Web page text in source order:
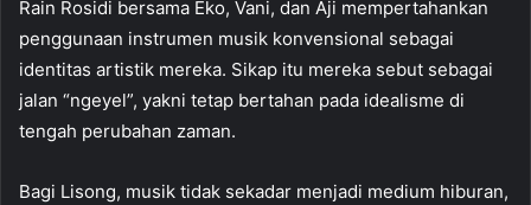
Rain Rosidi bersama Eko, Vani, dan Aji mempertahankan
penggunaan instrumen musik konvensional sebagai
identitas artistik mereka. Sikap itu mereka sebut sebagai
jalan “ngeyel”, yakni tetap bertahan pada idealisme di
tengah perubahan zaman.
Bagi Lisong, musik tidak sekadar menjadi medium hiburan,